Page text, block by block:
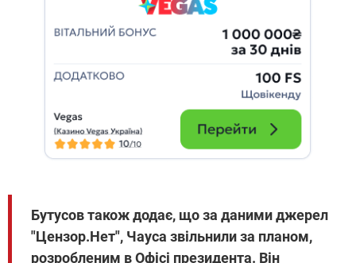
Бутусов також додає, що за даними джерел
"Цензор.Нет", Чауса звільнили за планом,
розробленим в Офісі президента. Він